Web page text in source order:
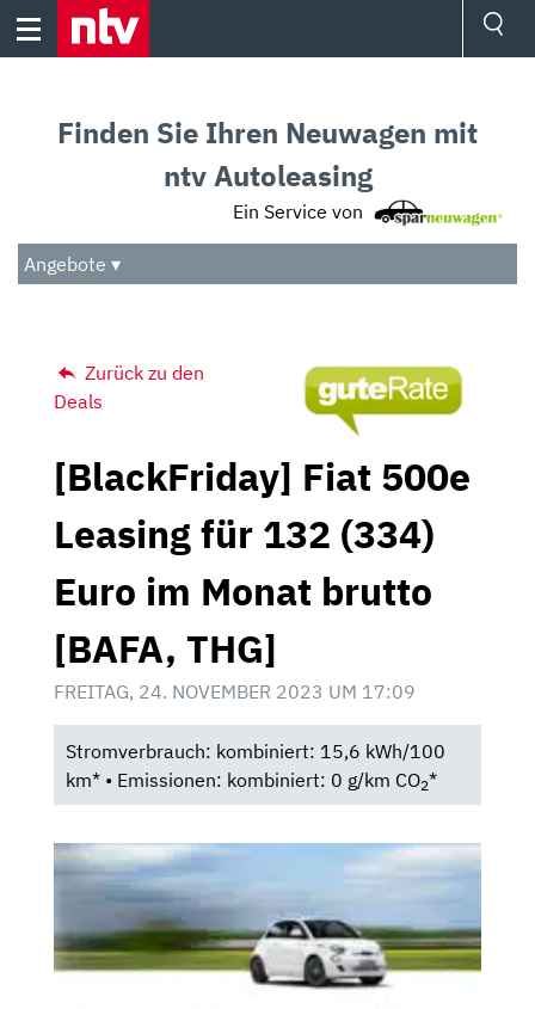
Skip
Audio
Das Beste
Finden Sie Ihren Neuwagen mit
ntv Autoleasing
Ein Service von
Angebote ▾
Zurück zu den
Deals
[BlackFriday] Fiat 500e
Leasing für 132 (334)
Euro im Monat brutto
[BAFA, THG]
FREITAG, 24. NOVEMBER 2023 UM 17:09
Stromverbrauch: kombiniert: 15,6 kWh/100
km* • Emissionen: kombiniert: 0 g/km CO2*